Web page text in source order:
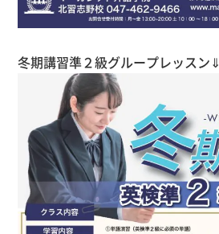
冬期講習準２級グループレッスン⇓